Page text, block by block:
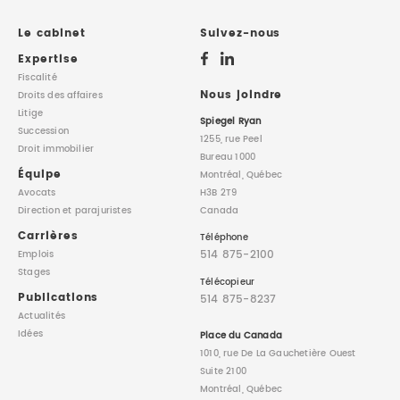
PROPRIÉTÉ INTELLECTUELLE
DROIT DE LA FAMILLE
Le cabinet
Expertise
Fiscalité
Droits des affaires
Litige
Succession
Droit immobilier
Équipe
Avocats
Directionet parajuristes
Carrières
Emplois
Stages
Publications
Actualités
Idées
Suivez-nous
Nous joindre
Spiegel Ryan
1255, rue Peel
Bureau 1000
Montréal, Québec
H3B 2T9
Canada
Téléphone
514 875-2100
Télécopieur
514 875-8237
Place du Canada
1010, rue De La Gauchetière Ouest
Suite 2100
Montréal, Québec